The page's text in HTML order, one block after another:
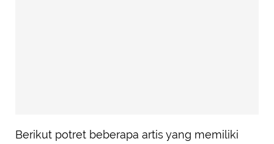
Berikut potret beberapa artis yang memiliki